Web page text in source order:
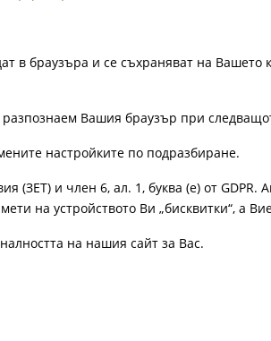
в браузъра и се съхраняват на Вашето
разпознаем Вашия браузър при
настройките по подразбиране.
(ЗЕТ) и член 6, ал. 1, буква (е) от GDPR.
на устройството Ви „бисквитки“, а
на нашия сайт за Вас.